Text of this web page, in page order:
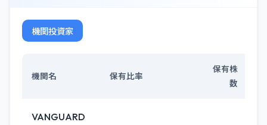
機関投資家
機関名 保有比率
保有株
数
VANGUARD